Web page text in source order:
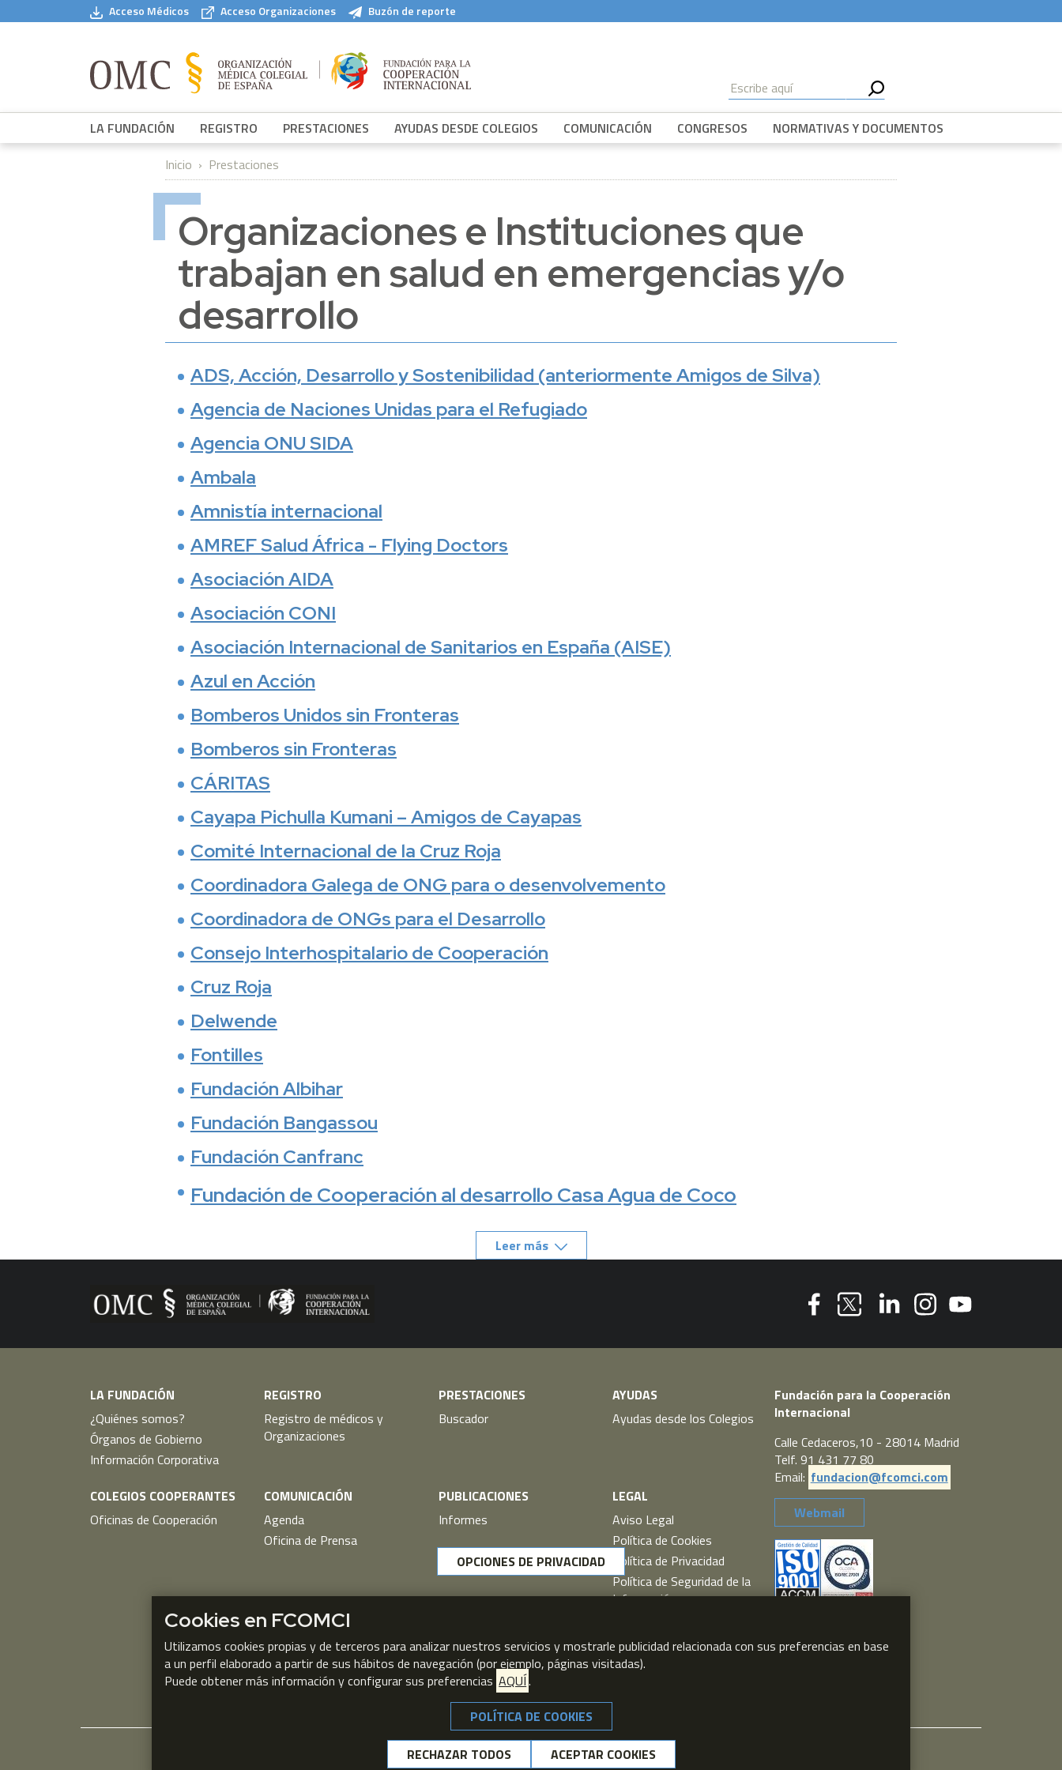
Pasar al contenido principalAcceso Médicos Acceso Organizaciones Buzón de reporte
LA FUNDACIÓN REGISTRO PRESTACIONES AYUDAS DESDE COLEGIOS COMUNICACIÓN CONGRESOS
NORMATIVAS Y DOCUMENTOS
Inicio
Prestaciones
Organizaciones e Instituciones que
trabajan en salud en emergencias y/o
desarrollo
ADS, Acción, Desarrollo y Sostenibilidad (anteriormente Amigos de Silva)
Agencia de Naciones Unidas para el Refugiado
Agencia ONU SIDA
Ambala
Amnistía internacional
AMREF Salud África - Flying Doctors
Asociación AIDA
Asociación CONI
Asociación Internacional de Sanitarios en España (AISE)
Azul en Acción
Bomberos Unidos sin Fronteras
Bomberos sin Fronteras
CÁRITAS
Cayapa Pichulla Kumani – Amigos de Cayapas
Comité Internacional de la Cruz Roja
Coordinadora Galega de ONG para o desenvolvemento
Coordinadora de ONGs para el Desarrollo
Consejo Interhospitalario de Cooperación
Cruz Roja
Delwende
Fontilles
Fundación Albihar
Fundación Bangassou
Fundación Canfranc
Fundación de Cooperación al desarrollo Casa Agua de Coco
Leer más
LA FUNDACIÓN
¿Quiénes somos?
Órganos de Gobierno
Información Corporativa
REGISTRO
Registro de médicos y
Organizaciones
PRESTACIONES
Buscador
AYUDAS
Ayudas desde los Colegios
COLEGIOS COOPERANTES
Oficinas de Cooperación
COMUNICACIÓN
Agenda
Oficina de Prensa
PUBLICACIONES
Informes
LEGAL
Aviso Legal
Política de Cookies
Política de Privacidad
Política de Seguridad de la
Información
Política del Sistema de
Gestión de la Privacidad
Fundación para la Cooperación
Internacional
Calle Cedaceros,10 - 28014 Madrid
Telf. 91 431 77 80
Email: fundacion@fcomci.com
Webmail
© FCOMCI 2026
OPCIONES DE PRIVACIDAD
Cookies en FCOMCI
Utilizamos cookies propias y de terceros para analizar nuestros servicios y mostrarle publicidad relacionada con sus preferencias en base
a un perfil elaborado a partir de sus hábitos de navegación (por ejemplo, páginas visitadas).
Puede obtener más información y configurar sus preferencias AQUÍ.
POLÍTICA DE COOKIES
RECHAZAR TODOS
NO, GRACIAS
ACEPTAR COOKIES